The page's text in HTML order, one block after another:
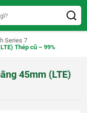
Series 7
Thép cũ – 99%
45mm (LTE)